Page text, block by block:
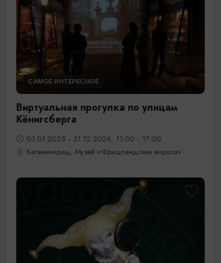
САМОЕ ИНТЕРЕСНОЕ
Виртуальная прогулка по улицам
Кёнигсберга
01.01.2025 - 31.12.2026, 11:00 - 17:00
Калининград, Музей «Фридландские ворота»